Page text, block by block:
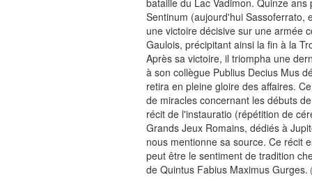
bataille du Lac Vadimon. Quinze
Sentinum (aujourd'hui Sassoferrato,
une victoire décisive sur une armée
Gaulois, précipitant ainsi la fin à la
Après sa victoire, il triompha une
à son collègue Publius Decius Mus
retira en pleine gloire des affaires.
de miracles concernant les débuts
récit de l'instauratio (répétition de
Grands Jeux Romains, dédiés à
nous mentionne sa source. Ce récit
peut être le sentiment de tradition
de Quintus Fabius Maximus Gurges.